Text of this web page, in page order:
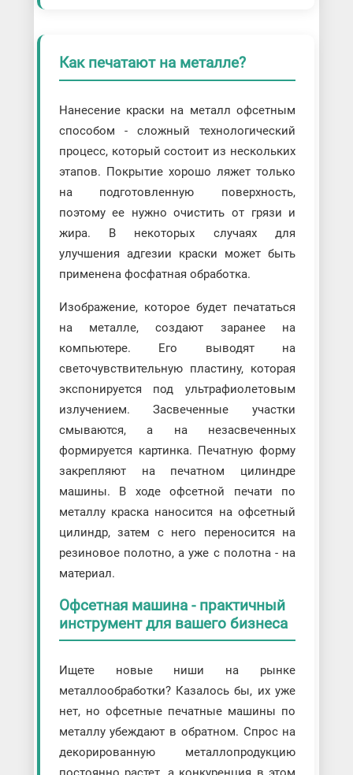
Как печатают на металле?
Нанесение краски на металл офсетным
способом - сложный технологический
процесс, который состоит из нескольких
этапов. Покрытие хорошо ляжет только
на подготовленную поверхность,
поэтому ее нужно очистить от грязи и
жира. В некоторых случаях для
улучшения адгезии краски может быть
применена фосфатная обработка.
Изображение, которое будет печататься
на металле, создают заранее на
компьютере. Его выводят на
светочувствительную пластину, которая
экспонируется под ультрафиолетовым
излучением. Засвеченные участки
смываются, а на незасвеченных
формируется картинка. Печатную форму
закрепляют на печатном цилиндре
машины. В ходе офсетной печати по
металлу краска наносится на офсетный
цилиндр, затем с него переносится на
резиновое полотно, а уже с полотна - на
материал.
Офсетная машина - практичный
инструмент для вашего бизнеса
Ищете новые ниши на рынке
металлообработки? Казалось бы, их уже
нет, но офсетные печатные машины по
металлу убеждают в обратном. Спрос на
декорированную металлопродукцию